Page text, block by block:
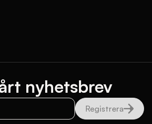
nyhetsbrev
Registrera